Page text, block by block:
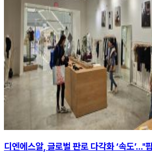
디엔에스알, 글로벌 판로 다각화 ‘속도’..."